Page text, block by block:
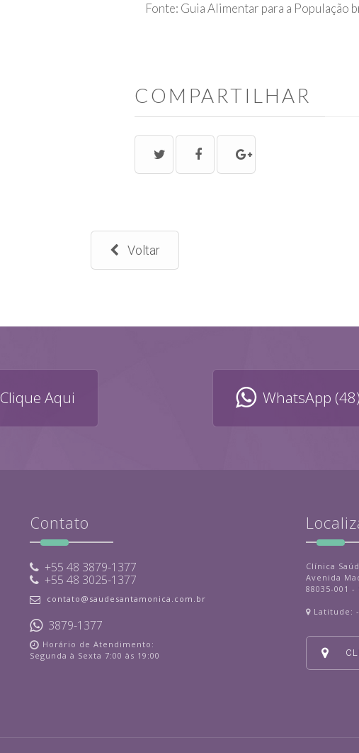
Fonte: Guia Alimentar para a População
COMPARTILHAR
Voltar
Clique Aqui WhatsApp
Contato
+55 48 3879-1377
+55 48 3025-1377
contato@saudesantamonica.com.br
3879-1377
Horário de Atendimento:
Segunda à Sexta 7:00 às 19:00
Clínica
Avenida
88035-001
Latitude: -